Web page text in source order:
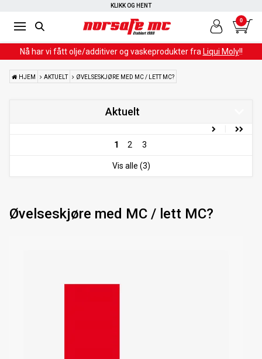
KLIKK OG HENT
0
Nå har vi fått olje/additiver og vaskeprodukter fra Liqui Moly!!
HJEM AKTUELT ØVELSESKJØRE MED MC / LETT MC?
Aktuelt
SIKKERHET - MC HJELM - ECE 22.06
1 2 3
Vis alle (3)
Øvelseskjøre med MC / lett MC?